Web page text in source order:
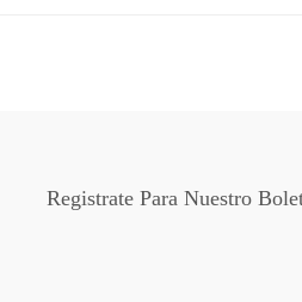
Registrate Para Nuestro